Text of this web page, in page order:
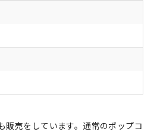
販売をしています。通常のポップコ